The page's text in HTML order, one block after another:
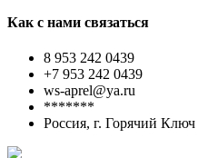
Как с нами связаться
8 953 242 0439
+7 953 242 0439
ws-aprel@ya.ru
*******
Россия, г. Горячий Ключ